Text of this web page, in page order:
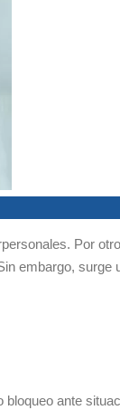
Por
embargo, surge
ante